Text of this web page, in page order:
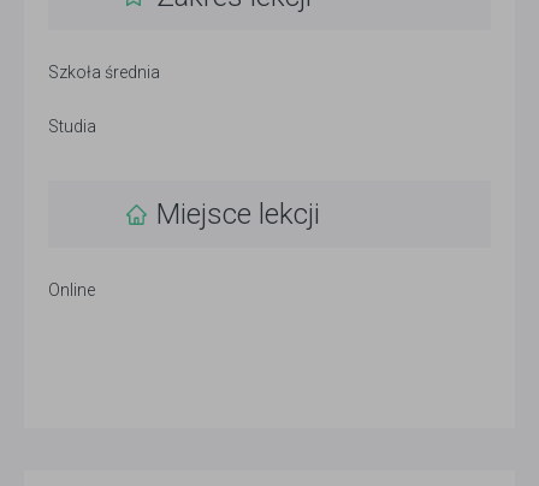
Szkoła średnia
Studia
Miejsce lekcji
Online